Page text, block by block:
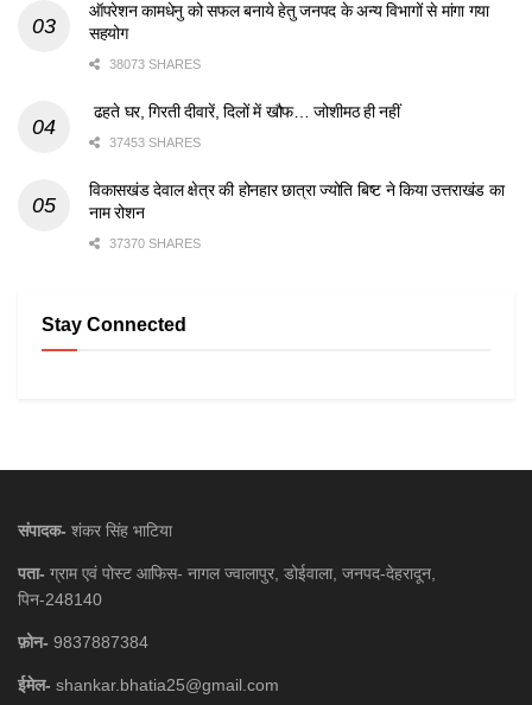
ऑपरेशन कामधेनु को सफल बनाये हेतु जनपद के अन्य विभागों से मांगा गया
सहयोग
38073 SHARES
ढहते घर, गिरती दीवारें, दिलों में खौफ… जोशीमठ ही नहीं
37453 SHARES
विकासखंड देवाल क्षेत्र की होनहार छात्रा ज्योति बिष्ट ने किया उत्तराखंड का
नाम रोशन
37370 SHARES
Stay Connected
संपादक- शंकर सिंह भाटिया
पता- ग्राम एवं पोस्ट आफिस- नागल ज्वालापुर, डोईवाला, जनपद-देहरादून,
पिन-248140
फ़ोन- 9837887384
ईमेल- shankar.bhatia25@gmail.com